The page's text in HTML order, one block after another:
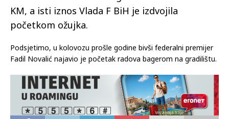
KM, a isti iznos Vlada F BiH je izdvojila
početkom ožujka.
Podsjetimo, u kolovozu prošle godine bivši federalni premijer
Fadil Novalić najavio je početak radova bagerom na gradilištu.